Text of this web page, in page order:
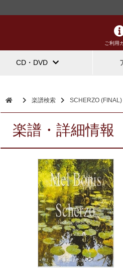
ご利用
CD・DVD
楽譜検索 SCHERZO (FINAL)
楽譜・詳細情報